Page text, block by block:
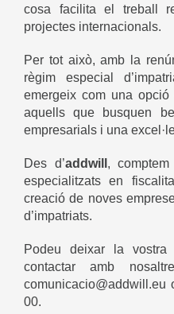
cosa facilita el treball
projectes internacionals.
Per tot això, amb la
règim especial
emergeix com una
aquells que busquen
empresarials i una
Des d’addwill ,
especialitzats en
creació de noves
d’impatriats.
Podeu deixar la
contactar amb
comunicacio@addwill.eu
00.